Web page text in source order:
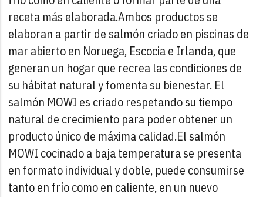
receta más elaborada.Ambos productos se
elaboran a partir de salmón criado en piscinas de
mar abierto en Noruega, Escocia e Irlanda, que
generan un hogar que recrea las condiciones de
su hábitat natural y fomenta su bienestar. El
salmón MOWI es criado respetando su tiempo
natural de crecimiento para poder obtener un
producto único de máxima calidad.El salmón
MOWI cocinado a baja temperatura se presenta
en formato individual y doble, puede consumirse
tanto en frío como en caliente, en un nuevo